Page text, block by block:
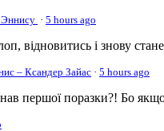
Эннису · 5 hours ago
відновитись і знову
– Ксандер Зайас · 5 hours ago
першої поразки?! Бо